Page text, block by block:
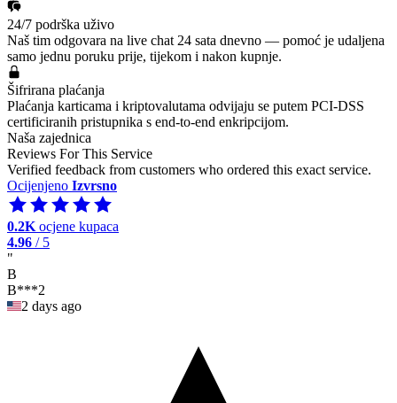
24/7 podrška uživo
Naš tim odgovara na live chat 24 sata dnevno — pomoć je udaljena
samo jednu poruku prije, tijekom i nakon kupnje.
Šifrirana plaćanja
Plaćanja karticama i kriptovalutama odvijaju se putem PCI-DSS
certificiranih pristupnika s end-to-end enkripcijom.
Naša zajednica
Reviews For This Service
Verified feedback from customers who ordered this exact service.
Ocijenjeno Izvrsno
0.2K ocjene kupaca
4.96 / 5
"
B
B***2
2 days ago